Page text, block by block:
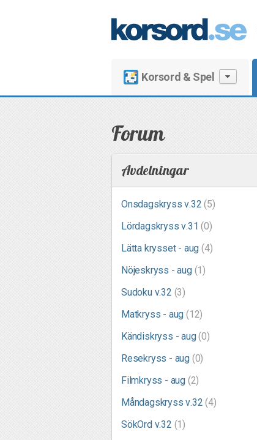
Korsord & Spel
Forum
Avdelningar
Onsdagskryss v.32(5)
Lördagskryss v.31(0)
Lätta krysset - aug(4)
Nöjeskryss - aug (1)
Sudoku v.32 (3)
Matkryss - aug(12)
Kändiskryss - aug(0)
Resekryss - aug (0)
Filmkryss - aug (2)
Måndagskryss v.32(4)
SökOrd v.32 (1)